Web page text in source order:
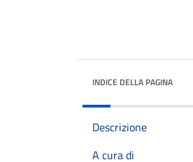
INDICE DELLA PAGINA
Descrizione
A cura di